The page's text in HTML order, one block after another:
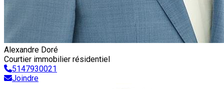
Alexandre Doré
Courtier immobilier résidentiel
5147930021
Joindre